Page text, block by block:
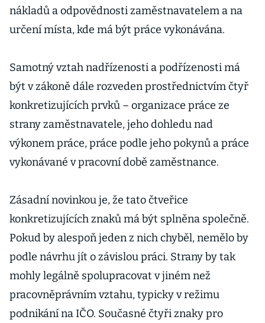
nákladů a odpovědnosti zaměstnavatelem a na
určení místa, kde má být práce vykonávána.
Samotný vztah nadřízenosti a podřízenosti má
být v zákoně dále rozveden prostřednictvím čtyř
konkretizujících prvků – organizace práce ze
strany zaměstnavatele, jeho dohledu nad
výkonem práce, práce podle jeho pokynů a práce
vykonávané v pracovní době zaměstnance.
Zásadní novinkou je, že tato čtveřice
konkretizujících znaků má být splněna společně.
Pokud by alespoň jeden z nich chyběl, nemělo by
podle návrhu jít o závislou práci. Strany by tak
mohly legálně spolupracovat v jiném než
pracovněprávním vztahu, typicky v režimu
podnikání na IČO. Současné čtyři znaky pro